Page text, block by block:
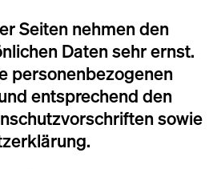
Seiten nehmen den
Daten sehr ernst.
personenbezogenen
entsprechend den
sowie